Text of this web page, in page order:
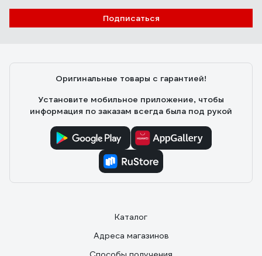
Подписаться
Оригинальные товары с гарантией!
Установите мобильное приложение, чтобы
информация по заказам всегда была под рукой
Каталог
Адреса магазинов